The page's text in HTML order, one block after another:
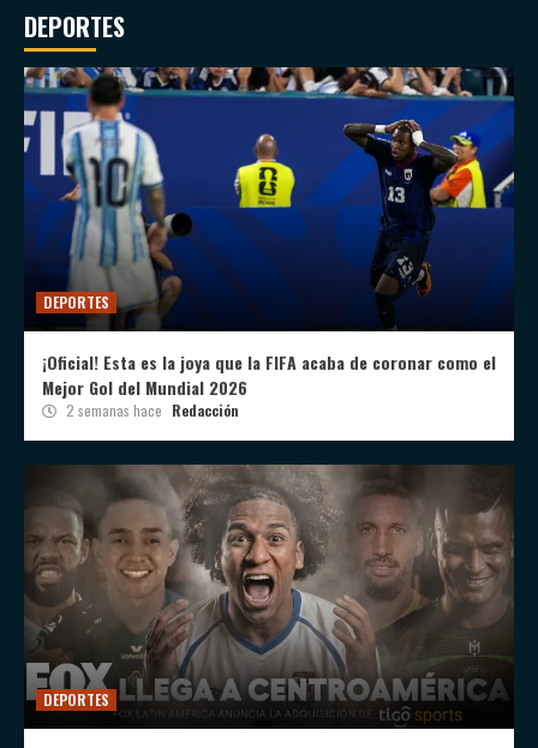
DEPORTES
DEPORTES
¡Oficial! Esta es la joya que la FIFA acaba de coronar como el
Mejor Gol del Mundial 2026
2 semanas hace Redacción
DEPORTES